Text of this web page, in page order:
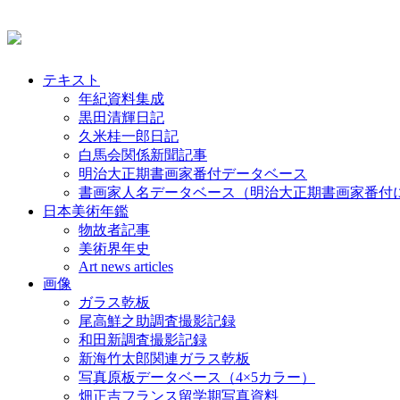
テキスト
年紀資料集成
黒田清輝日記
久米桂一郎日記
白馬会関係新聞記事
明治大正期書画家番付データベース
書画家人名データベース（明治大正期書画家番付
日本美術年鑑
物故者記事
美術界年史
Art news articles
画像
ガラス乾板
尾高鮮之助調査撮影記録
和田新調査撮影記録
新海竹太郎関連ガラス乾板
写真原板データベース（4×5カラー）
畑正吉フランス留学期写真資料